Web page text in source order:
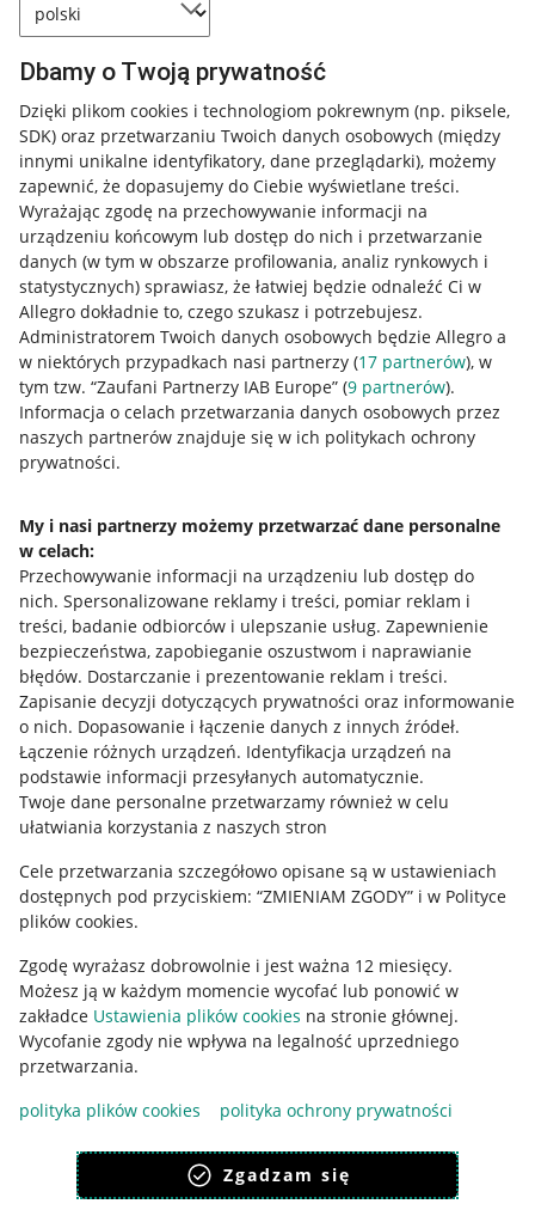
Dbamy o Twoją prywatność
Dzięki plikom cookies i technologiom pokrewnym (np. piksele,
SDK) oraz przetwarzaniu Twoich danych osobowych (między
innymi unikalne identyfikatory, dane przeglądarki), możemy
zapewnić, że dopasujemy do Ciebie wyświetlane treści.
Wyrażając zgodę na przechowywanie informacji na
urządzeniu końcowym lub dostęp do nich i przetwarzanie
danych (w tym w obszarze profilowania, analiz rynkowych i
statystycznych) sprawiasz, że łatwiej będzie odnaleźć Ci w
Allegro dokładnie to, czego szukasz i potrzebujesz.
Administratorem Twoich danych osobowych będzie Allegro a
w niektórych przypadkach nasi partnerzy (17 partnerów), w
tym tzw. “Zaufani Partnerzy IAB Europe” (9 partnerów).
Informacja o celach przetwarzania danych osobowych przez
naszych partnerów znajduje się w ich politykach ochrony
prywatności.
My i nasi partnerzy możemy przetwarzać dane personalne
w celach:
Przechowywanie informacji na urządzeniu lub dostęp do
nich. Spersonalizowane reklamy i treści, pomiar reklam i
treści, badanie odbiorców i ulepszanie usług. Zapewnienie
bezpieczeństwa, zapobieganie oszustwom i naprawianie
błędów. Dostarczanie i prezentowanie reklam i treści.
Zapisanie decyzji dotyczących prywatności oraz informowanie
o nich. Dopasowanie i łączenie danych z innych źródeł.
Łączenie różnych urządzeń. Identyfikacja urządzeń na
podstawie informacji przesyłanych automatycznie.
Twoje dane personalne przetwarzamy również w celu
ułatwiania korzystania z naszych stron
Cele przetwarzania szczegółowo opisane są w ustawieniach
dostępnych pod przyciskiem: “ZMIENIAM ZGODY” i w Polityce
plików cookies.
Zgodę wyrażasz dobrowolnie i jest ważna 12 miesięcy.
Możesz ją w każdym momencie wycofać lub ponowić w
zakładce Ustawienia plików cookies na stronie głównej.
Wycofanie zgody nie wpływa na legalność uprzedniego
przetwarzania.
polityka plików cookies
polityka ochrony prywatności
Zgadzam się
Przydatne informacje
Jak to działa
Allegro Gadane dla sprzedających
Allegro Gadane dla kupujących
Mapa miejscowości
Informacje prawne
Regulamin
Polityka plików "cookies"
Ustawienia plików "cookies"
Udostępnianie lokalizacji
Informacje dla Aktu o Usługach Cyfrowych
Pobierz aplikację